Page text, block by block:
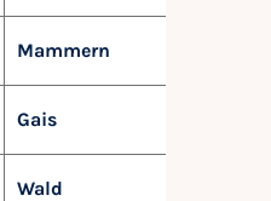
Mammern
Gais
Wald